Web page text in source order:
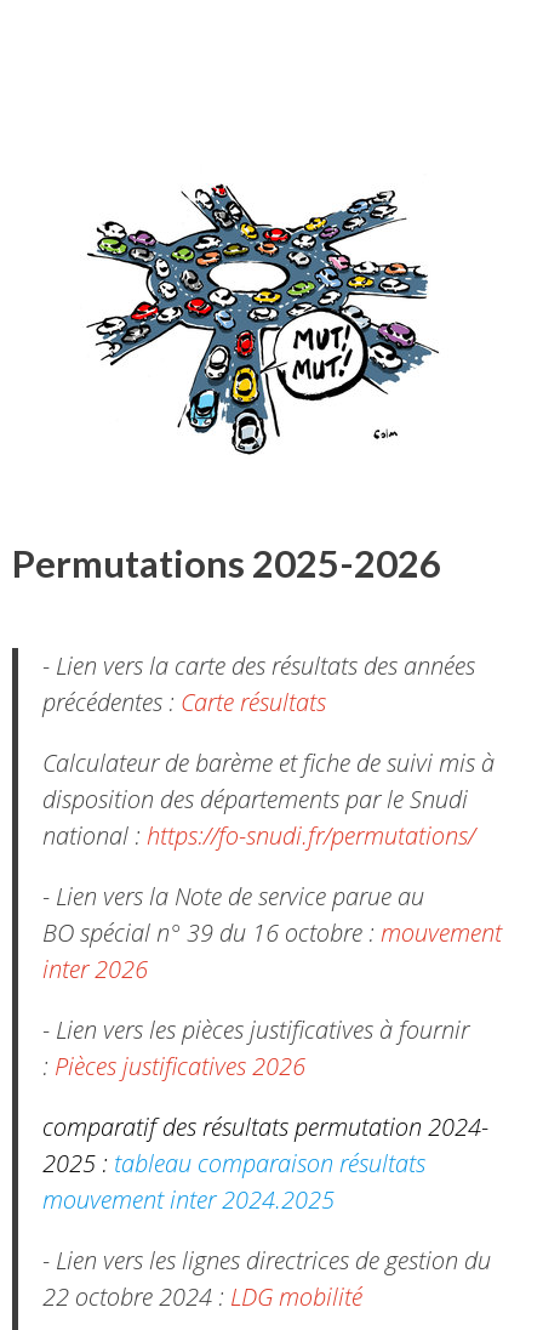
Permutations 2025-2026
- Lien vers la carte des résultats des années
précédentes : Carte résultats
Calculateur de barème et fiche de suivi mis à
disposition des départements par le Snudi
national : https://fo-snudi.fr/permutations/
- Lien vers la Note de service parue au
BO spécial n° 39 du 16 octobre : mouvement
inter 2026
- Lien vers les pièces justificatives à fournir
: Pièces justificatives 2026
comparatif des résultats permutation 2024-
2025 : tableau comparaison résultats
mouvement inter 2024.2025
- Lien vers les lignes directrices de gestion du
22 octobre 2024 : LDG mobilité